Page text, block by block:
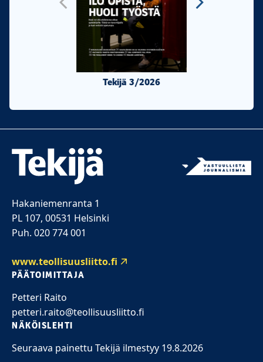
Tekijä 3/2026
Hakaniemenranta 1
PL 107, 00531 Helsinki
Puh. 020 774 001
www.teollisuusliitto.fi
PÄÄTOIMITTAJA
Petteri Raito
petteri.raito@teollisuusliitto.fi
NÄKÖISLEHTI
Seuraava painettu Tekijä ilmestyy 19.8.2026